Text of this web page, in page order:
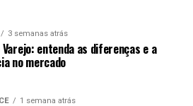
3 semanas atrás
entenda as diferenças e a
no mercado
1 semana atrás